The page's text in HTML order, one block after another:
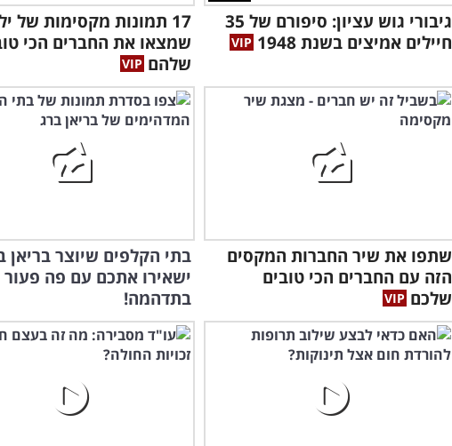
גיבורי גוש עציון: סיפורם של 35
חיילים אמיצים בשנת 1948
17 תמונות מקסימות של
שמצאו את החברים הכי
שלהם
שתפו את שיר החברות המקסים
הזה עם החברים הכי טובים
שלכם
בתי הקלפים שיוצר בריאן
ישאירו אתכם עם פה פעור
בתדהמה!